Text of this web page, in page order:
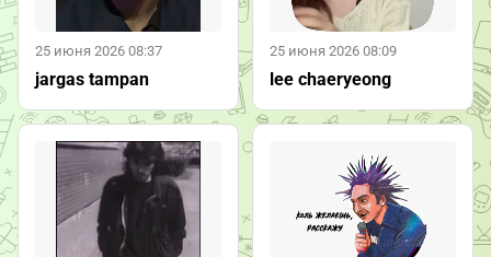
25 июня 2026 08:37
jargas tampan
25 июня 2026 08:09
lee chaeryeong